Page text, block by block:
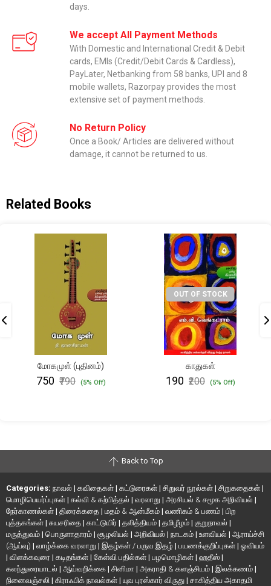
days.
We accept All Payment Methods
With Domestic and International Credit & Debit
cards, EMIs (Credit/Debit Cards & Cardless),
PayLater, Netbanking from 58 banks, UPI and 8
mobile wallets, Razorpay provides the most
extensive set of payment methods.
No Return Policy
Once a Book/ Articles are delivered without
damage, it cannot be returned to us.
Related Books
மோகமுள் (புதினம்)
₹750 ₹790 (5% Off)
OUT OF STOCK
காதுகள்
₹190 ₹200 (5% Off)
Back to Top
Categories: நாவல் | கவிதைகள் | கட்டுரைகள் | சிறுவர் நூல்கள் | சிறுகதைகள் |
மொழிபெயர்ப்புகள் | கல்வி & கற்பித்தல் | வரலாறு | அரசியல் & சமூக அறிவியல் |
நேர்காணல்கள் | திரைக்கதை | மதம் & ஆன்மீகம் | வணிகம் & பணம் | பிற
புத்தகங்கள் | சுயசரிதை | காட்டுயிர் | தலித்தியம் | தமிழீழம் | குறுநாவல் |
மருத்துவம் | பொருளாதாரம் | சூழலியல் | அறிவியல் | நாடகம் | உளவியல் | ஆராய்ச்சி
(ஆய்வு) | வாழ்க்கை வரலாறு | இதழ்கள் / பருவ இதழ் | பயணக்குறிப்புகள் | ஓவியம்
| விளக்கவுரை | கடிதங்கள் | கேள்வி பதில்கள் | பழமொழிகள் | ஹதீஸ் |
கலந்துரையாடல் | ஆய்வறிக்கை | சினிமா | அகராதி & களஞ்சியம் | இலக்கணம் |
நினைவஞ்சலி | கிராஃபிக் நாவல்கள் | யுவ புரஸ்கார் விருது | சாகித்திய அகாதமி